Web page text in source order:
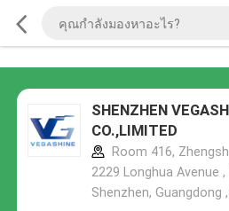
SHENZHEN
CO.,LIMITED
Room 416,
2229 Longhua Avenue
Shenzhen, Guangdong